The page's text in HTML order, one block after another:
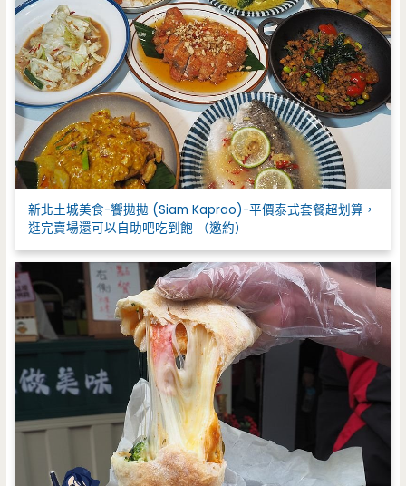
新北土城美食-饗拋拋 (Siam Kaprao)-平價泰式套餐超划算，
逛完賣場還可以自助吧吃到飽 （邀約）